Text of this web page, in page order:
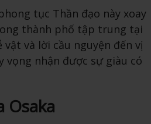
tục Thần đạo này xoay
thành phố tập trung tại
và lời cầu nguyện đến vị
nhận được sự giàu có
Osaka